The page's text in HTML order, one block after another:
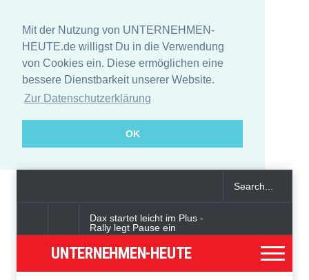
Mit der Nutzung von UNTERNEHMEN-
HEUTE.de willigst Du in die Verwendung
von Cookies ein. Diese ermöglichen eine
bessere Dienstbarkeit unserer Website.
Zur Datenschutzerklärung
OK
Dax startet leicht im Plus -
Rally legt Pause ein
Angeklagter wegen Auto-
UNTERNEHMEN-HEUTE